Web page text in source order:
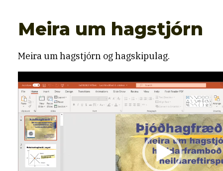
Meira um hagstjórn
Meira um hagstjórn og hagskipulag.